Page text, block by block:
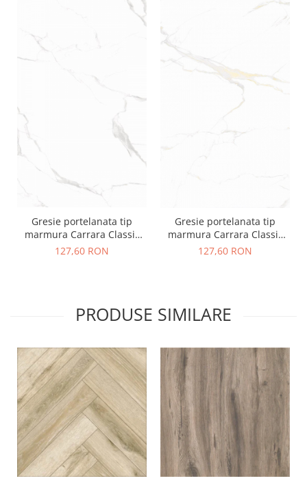
Gresie portelanata tip
marmura Carrara Classic
Matt CLA5 60x120 cm alb,
127,60 RON
Gresie portelanata tip
marmura Carrara Classic
Gold CLA4 60x120 cm alb,
127,60 RON
PRODUSE SIMILARE